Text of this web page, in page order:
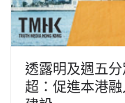
透露明及週五
超：促進本港